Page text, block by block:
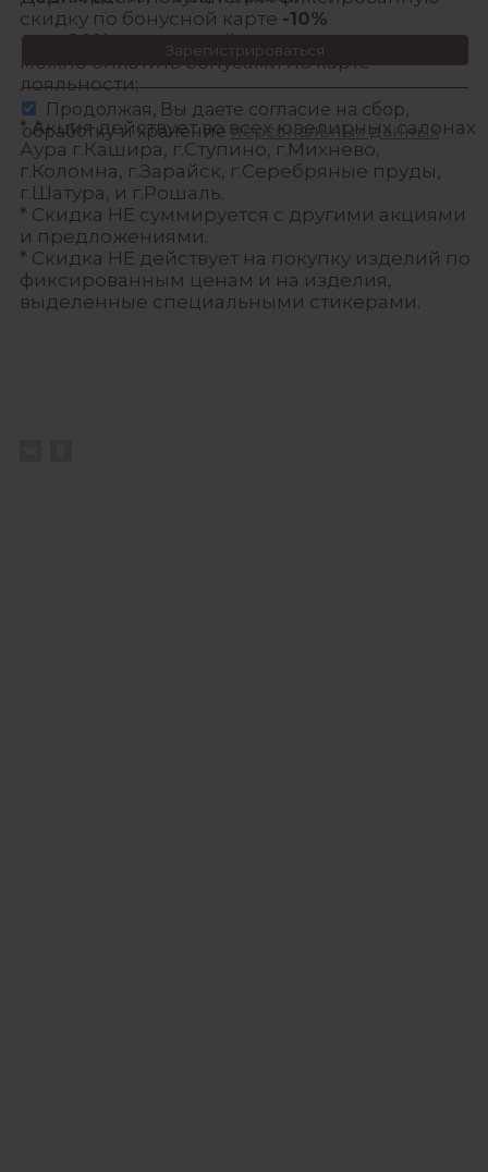
скидку по бонусной карте -10%
+до 20%от оставшейся стоимости товара
можно оплатить бонусами по карте
лояльности;
* Акция действует во всех ювелирных салонах
Аура г.Кашира, г.Ступино, г.Михнево,
г.Коломна, г.Зарайск, г.Серебряные пруды,
г.Шатура, и г.Рошаль.
* Скидка НЕ суммируется с другими акциями
и предложениями.
* Скидка НЕ действует на покупку изделий по
фиксированным ценам и на изделия,
выделенные специальными стикерами.
Зарегистрироваться
Продолжая, Вы даете согласие на сбор,
обработку и хранение персональных данных